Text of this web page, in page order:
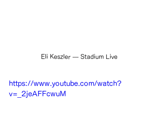
Eli Keszler — Stadium Live
https://www.youtube.com/watch?
v=_2jeAFFcwuM